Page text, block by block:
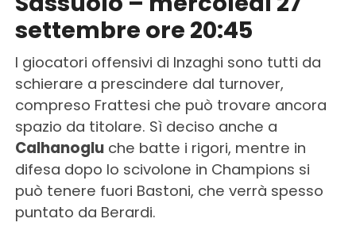
settembre ore 20:45
I giocatori offensivi di Inzaghi sono tutti da
schierare a prescindere dal turnover,
compreso Frattesi che può trovare ancora
spazio da titolare. Sì deciso anche a
Calhanogluche batte i rigori, mentre in
difesa dopo lo scivolone in Champions si
può tenere fuori Bastoni, che verrà spesso
puntato da Berardi.